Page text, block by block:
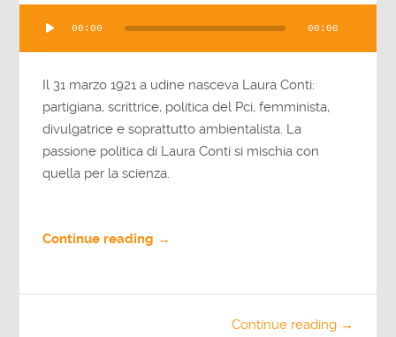
Player
00:00 00:00
Il 31 marzo 1921 a udine nasceva Laura Conti:
partigiana, scrittrice, politica del Pci, femminista,
divulgatrice e soprattutto ambientalista. La
passione politica di Laura Conti si mischia con
quella per la scienza.
Continue reading →
Continue reading →